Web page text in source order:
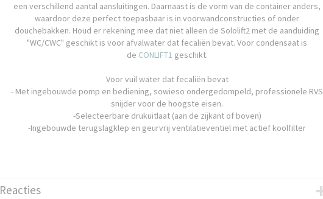
een verschillend aantal aansluitingen. Daarnaast is de vorm van de container anders,
waardoor deze perfect toepasbaar is in voorwandconstructies of onder
douchebakken. Houd er rekening mee dat niet alleen de Sololift2 met de aanduiding
"WC/CWC" geschikt is voor afvalwater dat fecaliën bevat. Voor condensaat is
de CONLIFT1 geschikt.
Voor vuil water dat fecaliën bevat
- Met ingebouwde pomp en bediening, sowieso ondergedompeld, professionele RVS
snijder voor de hoogste eisen.
-Selecteerbare drukuitlaat (aan de zijkant of boven)
-Ingebouwde terugslagklep en geurvrij ventilatieventiel met actief koolfilter
Reacties